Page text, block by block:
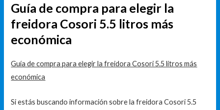
Guía de compra para elegir la
freidora Cosori 5.5 litros más
económica
Guía de compra para elegir la freidora Cosori 5.5 litros más
económica
Si estás buscando información sobre la freidora Cosori 5.5